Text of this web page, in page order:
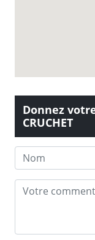
Donnez
CRUCHET